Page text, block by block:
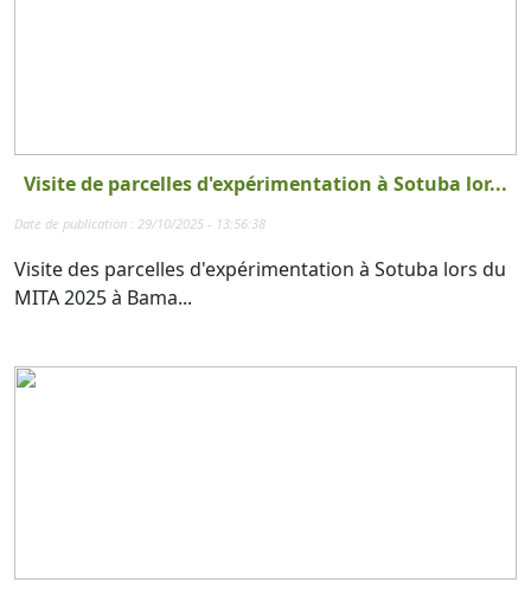
Visite de parcelles d'expérimentation à Sotuba lor...
Date de publication : 29/10/2025 - 13:56:38
Visite des parcelles d'expérimentation à Sotuba lors du
MITA 2025 à Bama...